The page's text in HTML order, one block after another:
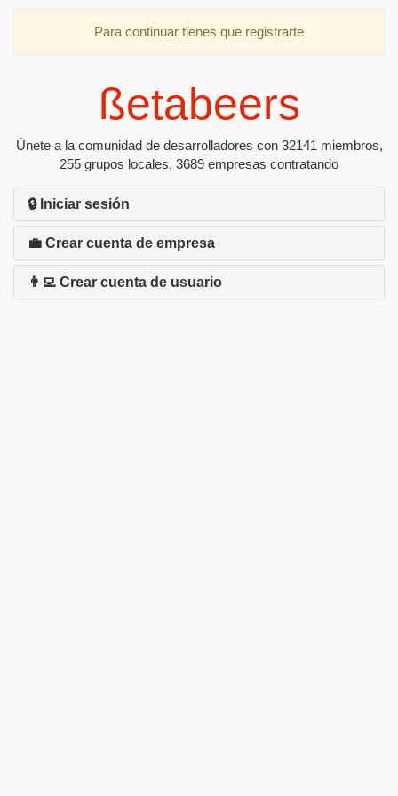
Para continuar tienes que registrarte
ßetabeers
Únete a la comunidad de desarrolladores con 32141 miembros,
255 grupos locales, 3689 empresas contratando
🔒 Iniciar sesión
💼 Crear cuenta de empresa
👨‍💻 Crear cuenta de usuario